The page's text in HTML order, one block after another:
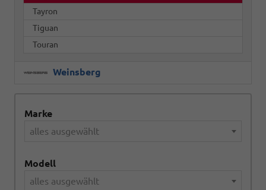
Tayron
Tiguan
Touran
Weinsberg
Marke
alles ausgewählt
Modell
alles ausgewählt